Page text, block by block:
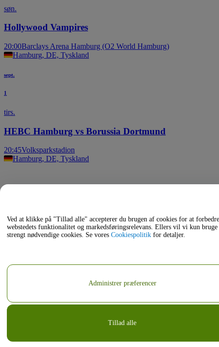
søn.
Hollywood Vampires
20:00Barclays Arena Hamburg (O2 World Hamburg)
Hamburg, DE, Tyskland
sept.
1
tirs.
HEBC Hamburg vs Borussia Dortmund
20:45Volksparkstadion
Hamburg, DE, Tyskland
Ved at klikke på "Tillad alle" accepterer du brugen af cookies for at forbedre
webstedets funktionalitet og markedsføringsrelevans. Ellers vil vi kun bruge
strengt nødvendige cookies. Se vores Cookiespolitik for detaljer.
Tillad alle
Administrer præferencer